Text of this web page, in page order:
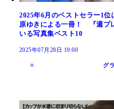
2025年6月のベストセラー1
原ゆきによる一冊！ 『週プ
いる写真集ベスト10
2025年07月28日 19:00
グ